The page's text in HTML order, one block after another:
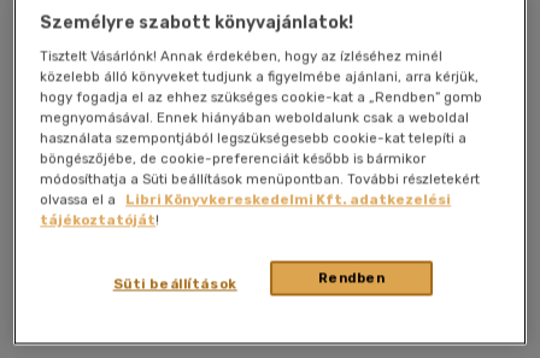
(1)
(2)
(1753)
Alkalmaz
Az én itáliai konyhám
Mimi Thorisson
How the World Eats
Könyv
Személyre szabott könyvajánlatok!
Tisztelt Vásárlónk! Annak érdekében, hogy az ízléséhez minél
közelebb álló könyveket tudjunk a figyelmébe ajánlani, arra kérjük,
hogy fogadja el az ehhez szükséges cookie-kat a „Rendben” gomb
megnyomásával. Ennek hiányában weboldalunk csak a weboldal
használata szempontjából legszükségesebb cookie-kat telepíti a
böngészőjébe, de cookie-preferenciáit később is bármikor
módosíthatja a Süti beállítások menüpontban. További részletekért
olvassa el a
Libri Könyvkereskedelmi Kft. adatkezelési
tájékoztatóját!
Rendben
Süti beállítások